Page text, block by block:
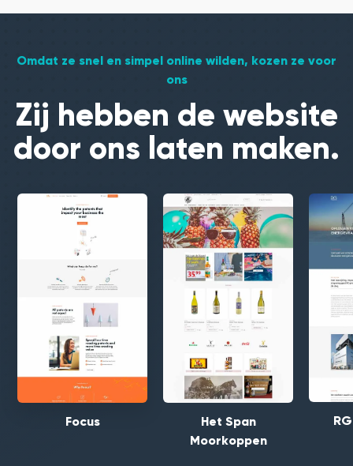
Omdat ze snel en simpel online wilden, kozen ze voor
ons
Zij hebben de website
door ons laten maken.
Focus
Het Span
Moorkoppen